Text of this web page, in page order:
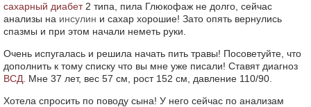
сахарный диабет2 типа, пила Глюкофаж не долго, сейчас
анализы на инсулин и сахар хорошие! Зато опять вернулись
спазмы и при этом начали неметь руки.
Очень испугалась и решила начать пить травы! Посоветуйте, что
дополнить к тому списку что вы мне уже писали! Ставят диагноз
ВСД . Мне 37 лет, вес 57 см, рост 152 см, давление 110/90.
Хотела спросить по поводу сына! У него сейчас по анализам